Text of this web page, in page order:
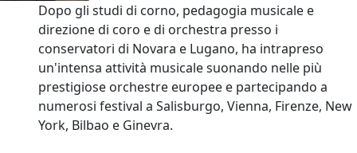
Dopo gli studi di corno, pedagogia musicale e
direzione di coro e di orchestra presso i
conservatori di Novara e Lugano, ha intrapreso
un'intensa attività musicale suonando nelle più
prestigiose orchestre europee e partecipando a
numerosi festival a Salisburgo, Vienna, Firenze, New
York, Bilbao e Ginevra.